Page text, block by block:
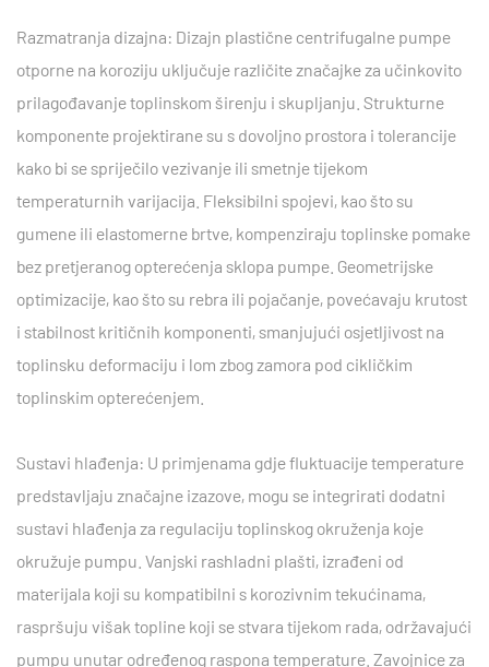
Razmatranja dizajna: Dizajn plastične centrifugalne pumpe
otporne na koroziju uključuje različite značajke za učinkovito
prilagođavanje toplinskom širenju i skupljanju. Strukturne
komponente projektirane su s dovoljno prostora i tolerancije
kako bi se spriječilo vezivanje ili smetnje tijekom
temperaturnih varijacija. Fleksibilni spojevi, kao što su
gumene ili elastomerne brtve, kompenziraju toplinske pomake
bez pretjeranog opterećenja sklopa pumpe. Geometrijske
optimizacije, kao što su rebra ili pojačanje, povećavaju krutost
i stabilnost kritičnih komponenti, smanjujući osjetljivost na
toplinsku deformaciju i lom zbog zamora pod cikličkim
toplinskim opterećenjem.
Sustavi hlađenja: U primjenama gdje fluktuacije temperature
predstavljaju značajne izazove, mogu se integrirati dodatni
sustavi hlađenja za regulaciju toplinskog okruženja koje
okružuje pumpu. Vanjski rashladni plašti, izrađeni od
materijala koji su kompatibilni s korozivnim tekućinama,
raspršuju višak topline koji se stvara tijekom rada, održavajući
pumpu unutar određenog raspona temperature. Zavojnice za